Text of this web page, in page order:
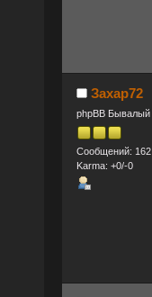
Захар72
phpBB Бывалый
Сообщений: 162
Karma: +0/-0